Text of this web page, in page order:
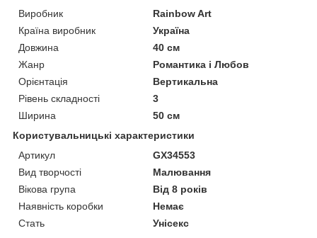
Виробник
Rainbow Art
Країна виробник
Україна
Довжина
40 см
Жанр
Романтика і Любов
Орієнтація
Вертикальна
Рівень складності
3
Ширина
50 см
Користувальницькі характеристики
Артикул
GX34553
Вид творчості
Малювання
Вікова група
Від 8 років
Наявність коробки
Немає
Стать
Унісекс